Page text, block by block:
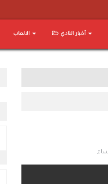
الالعاب أخبار النادي